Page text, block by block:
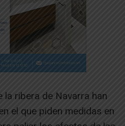
la ribera de Navarra han
el que piden medidas en